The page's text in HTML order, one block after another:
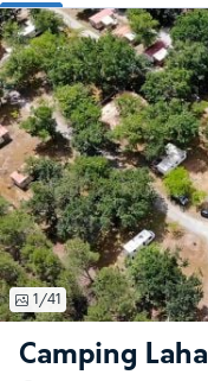
Camping Laha
1/41